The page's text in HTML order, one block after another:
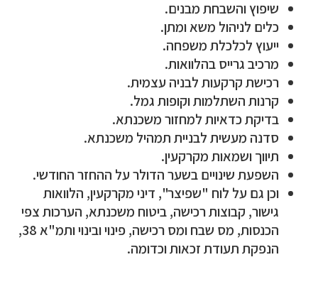
שיפוץ והשבחת מבנים.
כלים לניהול משא ומתן.
ייעוץ לכלכלת משפחה.
מרכיב גרייס בהלוואות.
רכישת קרקעות לבניה עצמית.
קרנות השתלמות וקופות גמל.
בדיקת כדאיות למחזור משכנתא.
סדנה מעשית לבניית תמהיל משכנתא.
תיווך ושמאות מקרקעין.
השפעת שינויים בשער הדולר על ההחזר החודשי.
וכן גם על לוח "שפיצר", דיני מקרקעין, הלוואות
גישור, קבוצות רכישה, ביטוח משכנתא, הערכות צפי
הכנסות, מס שבח ומס רכישה, פינוי ובינוי ותמ"א 38,
הנפקת תעודת זכאות וכדומה.